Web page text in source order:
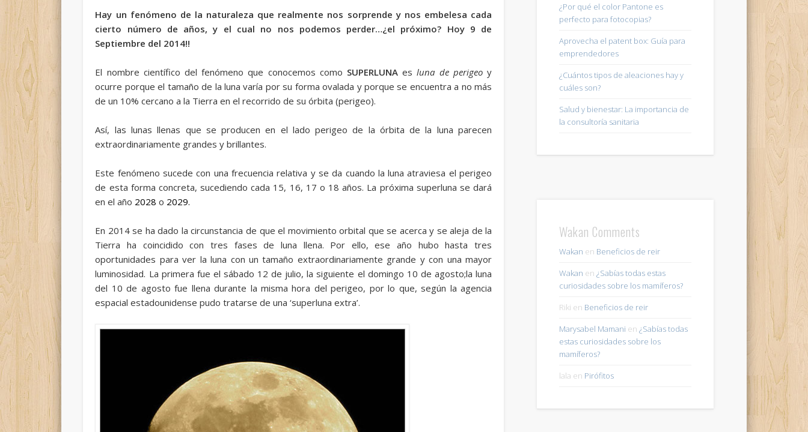
Hay un fenómeno de la naturaleza que realmente nos sorprende y nos embelesa cada
cierto número de años, y el cual no nos podemos perder…¿el próximo? Hoy 9 de
Septiembre del 2014!!
El nombre científico del fenómeno que conocemos como SUPERLUNA esluna de perigeoy
ocurre porque el tamaño de la luna varía por su forma ovalada y porque se encuentra a no más
de un 10% cercano a la Tierra en el recorrido de su órbita (perigeo).
Así, las lunas llenas que se producen en el lado perigeo de la órbita de la luna parecen
extraordinariamente grandes y brillantes.
Este fenómeno sucede con una frecuencia relativa y se da cuando la luna atraviesa el perigeo
de esta forma concreta, sucediendo cada 15, 16, 17 o 18 años. La próxima superluna se dará
en el año 2028 o 2029.
En 2014 se ha dado la circunstancia de que el movimiento orbital que se acerca y se aleja de la
Tierra ha coincidido con tres fases de luna llena. Por ello, ese año hubo hasta tres
oportunidades para ver la luna con un tamaño extraordinariamente grande y con una mayor
luminosidad. La primera fue el sábado 12 de julio, la siguiente el domingo 10 de agosto;la luna
del 10 de agosto fue llena durante la misma hora del perigeo, por lo que, según la agencia
espacial estadounidense pudo tratarse de una ‘superluna extra’.
¿Por qué el color Pantone es
perfecto para fotocopias?
Aprovecha el patent box: Guía para
emprendedores
¿Cuántos tipos de aleaciones hay y
cuáles son?
Salud y bienestar: La importancia de
la consultoría sanitaria
Wakan Comments
Wakan en Beneficios de reir
Wakan en ¿Sabías todas estas
curiosidades sobre los mamíferos?
Riki en Beneficios de reir
Marysabel Mamani en ¿Sabías todas
estas curiosidades sobre los
mamíferos?
lala en Pirófitos